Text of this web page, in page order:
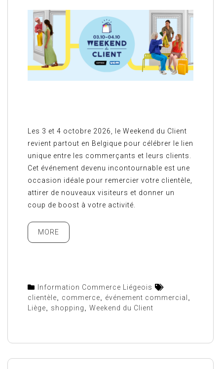
Les 3 et 4 octobre 2026, le Weekend du Client
revient partout en Belgique pour célébrer le lien
unique entre les commerçants et leurs clients.
Cet événement devenu incontournable est une
occasion idéale pour remercier votre clientèle,
attirer de nouveaux visiteurs et donner un
coup de boost à votre activité.
MORE
Information Commerce Liégeois
clientèle, commerce, événement commercial ,
Liège, shopping, Weekend du Client